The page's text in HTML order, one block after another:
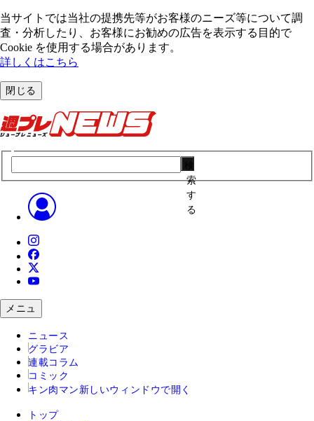
当サイトでは当社の提携先等がお客様のニーズ等について調
査・分析したり、お客様にお勧めの広告を表⽰する⽬的で
Cookie を使⽤する場合があります。
詳しくはこちら
閉じる
索
す
る
メニュ
ニュース
グラビア
連載コラム
コミック
キン肉マン 新しいウィンドウで開く
トップ